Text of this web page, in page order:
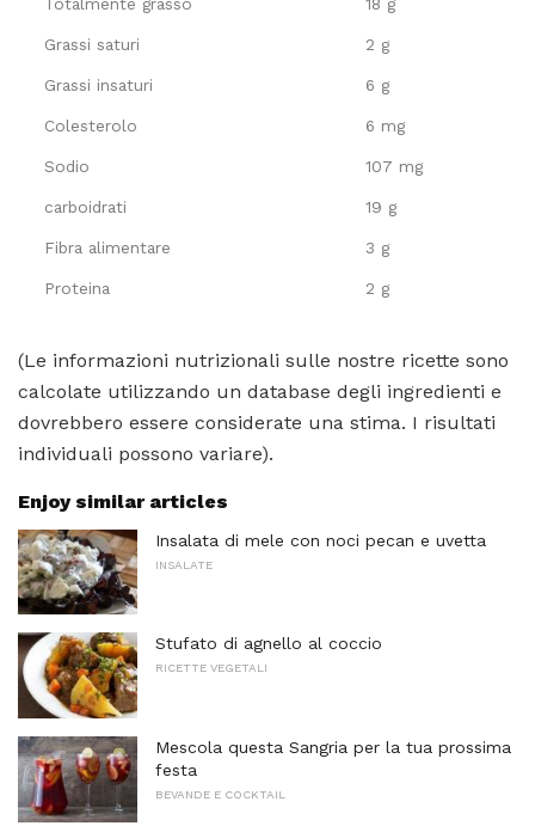
Totalmente grasso 18 g
Grassi saturi 2 g
Grassi insaturi 6 g
Colesterolo 6 mg
Sodio 107 mg
carboidrati 19 g
Fibra alimentare 3 g
Proteina 2 g
(Le informazioni nutrizionali sulle nostre ricette sono
calcolate utilizzando un database degli ingredienti e
dovrebbero essere considerate una stima. I risultati
individuali possono variare).
Enjoy similar articles
Insalata di mele con noci pecan e uvetta
INSALATE
Stufato di agnello al coccio
RICETTE VEGETALI
Mescola questa Sangria per la tua prossima
festa
BEVANDE E COCKTAIL